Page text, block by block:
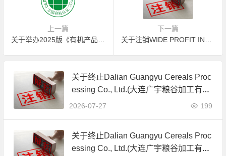
上一篇
下一篇
关于终止Dalian Guangyu Cereals Proc
essing Co., Ltd.(大连广宇粮谷加工有限
公司)JAS有机产品认证证书的公告
2026-07-27 199
关于终止Dalian Guangyu Cereals Proc
essing Co., Ltd.(大连广宇粮谷加工有限